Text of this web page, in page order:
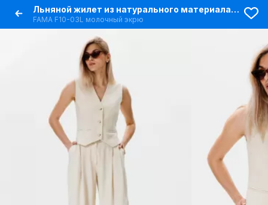
Льняной жилет из натурального материала для стильных образов
FAMA F10-03L молочный экрю